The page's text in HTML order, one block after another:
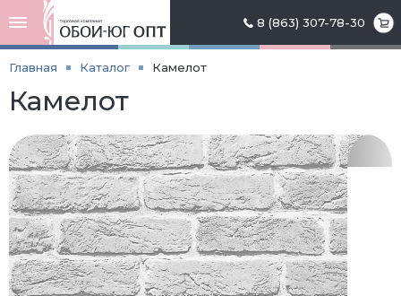
8 (863) 307-78-30
Главная Каталог Камелот
Камелот